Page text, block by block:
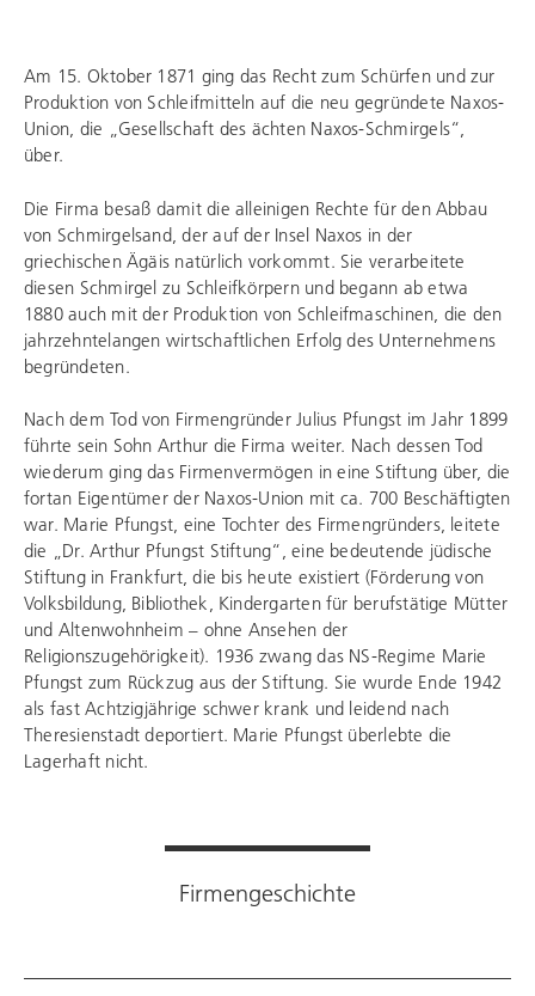
Am 15. Oktober 1871 ging das Recht zum Schürfen und zur
Produktion von Schleifmitteln auf die neu gegründete Naxos-
Union, die „Gesellschaft des ächten Naxos-Schmirgels“,
über.
Die Firma besaß damit die alleinigen Rechte für den Abbau
von Schmirgelsand, der auf der Insel Naxos in der
griechischen Ägäis natürlich vorkommt. Sie verarbeitete
diesen Schmirgel zu Schleifkörpern und begann ab etwa
1880 auch mit der Produktion von Schleifmaschinen, die den
jahrzehntelangen wirtschaftlichen Erfolg des Unternehmens
begründeten.
Nach dem Tod von Firmengründer Julius Pfungst im Jahr 1899
führte sein Sohn Arthur die Firma weiter. Nach dessen Tod
wiederum ging das Firmenvermögen in eine Stiftung über, die
fortan Eigentümer der Naxos-Union mit ca. 700 Beschäftigten
war. Marie Pfungst, eine Tochter des Firmengründers, leitete
die „Dr. Arthur Pfungst Stiftung“, eine bedeutende jüdische
Stiftung in Frankfurt, die bis heute existiert (Förderung von
Volksbildung, Bibliothek, Kindergarten für berufstätige Mütter
und Altenwohnheim – ohne Ansehen der
Religionszugehörigkeit). 1936 zwang das NS-Regime Marie
Pfungst zum Rückzug aus der Stiftung. Sie wurde Ende 1942
als fast Achtzigjährige schwer krank und leidend nach
Theresienstadt deportiert. Marie Pfungst überlebte die
Lagerhaft nicht.
Firmengeschichte